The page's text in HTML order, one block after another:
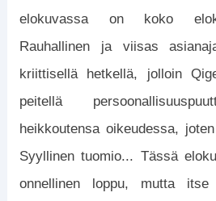
elokuvassa on koko
Rauhallinen ja viisas
kriittisellä hetkellä, jolloin
peitellä
heikkoutensa oikeudessa,
Syyllinen tuomio... Tässä
onnellinen loppu, mutta